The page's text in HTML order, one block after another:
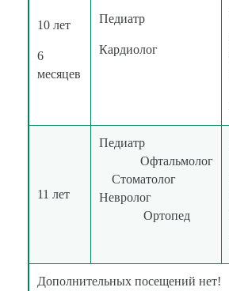
10 лет
6
месяцев
Педиатр
Кардиолог
11 лет
Педиатр
Офтальмолог
Стоматолог
Невролог
Ортопед
Дополнительных посещений нет!